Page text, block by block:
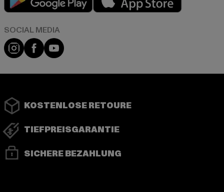
Instagram
FacebookYouTube
KOSTENLOSE RETOURE
TIEFPREISGARANTIE
SICHERE BEZAHLUNG